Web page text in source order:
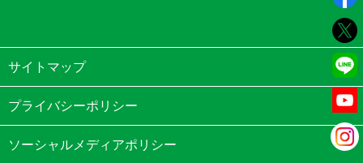
サイトマップ
プライバシーポリシー
ソーシャルメディアポリシー